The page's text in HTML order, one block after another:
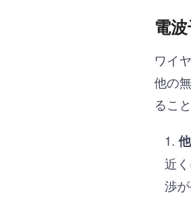
電
ワイ
他の
るこ
近
渉